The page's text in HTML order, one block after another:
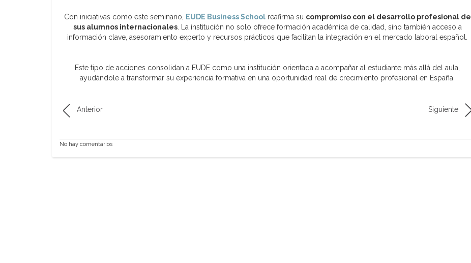
Con iniciativas como este seminario, EUDE Business Schoolreafirma su compromiso con el desarrollo profesional de
sus alumnos internacionales. La institución no solo ofrece formación académica de calidad, sino también acceso a
información clave, asesoramiento experto y recursos prácticos que facilitan la integración en el mercado laboral español.
Este tipo de acciones consolidan a EUDE como una institución orientada a acompañar al estudiante más allá del aula,
ayudándole a transformar su experiencia formativa en una oportunidad real de crecimiento profesional en España.
Anterior Siguiente
No hay comentarios